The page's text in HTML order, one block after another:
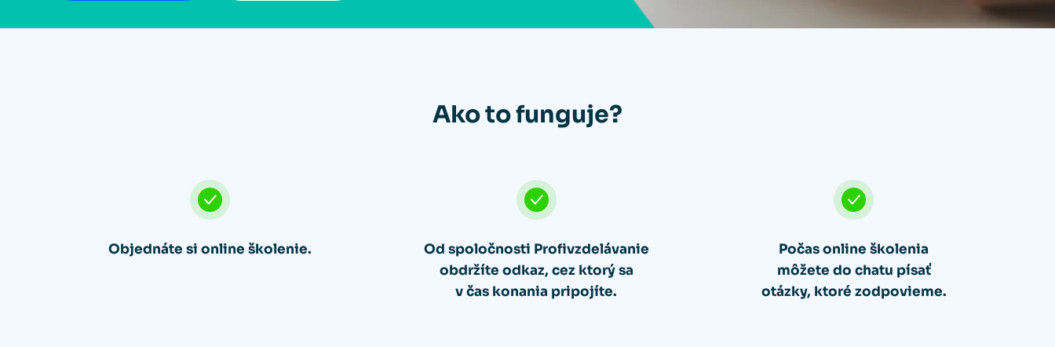
Ako to funguje?
Objednáte si online školenie.
Od spoločnosti Profivzdelávanie
obdržíte odkaz, cez ktorý sa
v čas konania pripojíte.
Počas online školenia
môžete do chatu písať
otázky, ktoré zodpovieme.